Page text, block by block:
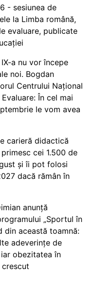
- sesiunea de
la Limba română,
evaluare, publicate
a nu vor începe
noi. Bogdan
Centrului Național
În cel mai
le vom avea
carieră didactică
cei 1.500 de
și îi pot folosi
dacă rămân în
anunță
„Sportul în
din această toamnă:
adeverințe de
obezitatea în